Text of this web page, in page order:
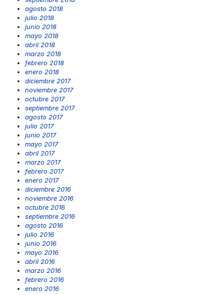
agosto 2018
julio 2018
junio 2018
mayo 2018
abril 2018
marzo 2018
febrero 2018
enero 2018
diciembre 2017
noviembre 2017
octubre 2017
septiembre 2017
agosto 2017
julio 2017
junio 2017
mayo 2017
abril 2017
marzo 2017
febrero 2017
enero 2017
diciembre 2016
noviembre 2016
octubre 2016
septiembre 2016
agosto 2016
julio 2016
junio 2016
mayo 2016
abril 2016
marzo 2016
febrero 2016
enero 2016